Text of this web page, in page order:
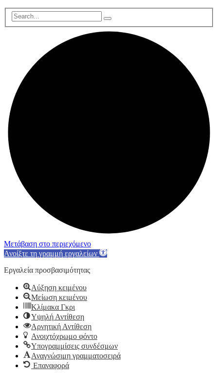
Μετάβαση στο περιεχόμενο
Ανοίξτε τη γραμμή εργαλείων
Εργαλεία προσβασιμότητας
Αύξηση κειμένου
Μείωση κειμένου
Κλίμακα Γκρι
Υψηλή Αντίθεση
Αρνητική Αντίθεση
Ανοιχτόχρωμο φόντο
Υπογραμμίσεις συνδέσμων
Αναγνώσιμη γραμματοσειρά
Επαναφορά